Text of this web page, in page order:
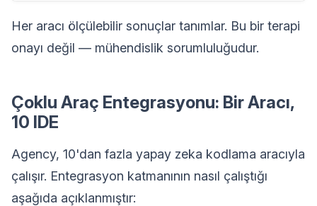
Her aracı ölçülebilir sonuçlar tanımlar. Bu bir terapi
onayı değil — mühendislik sorumluluğudur.
Çoklu Araç Entegrasyonu: Bir Aracı,
10 IDE
Agency, 10'dan fazla yapay zeka kodlama aracıyla
çalışır. Entegrasyon katmanının nasıl çalıştığı
aşağıda açıklanmıştır: